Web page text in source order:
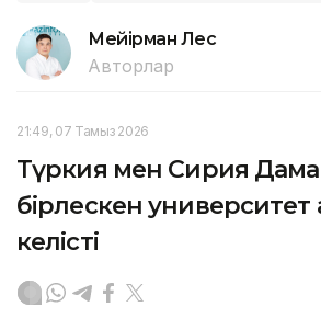
Мейірман Лес
Авторлар
21:49, 07 Тамыз 2026
Түркия мен Сирия
бірлескен университет
келісті